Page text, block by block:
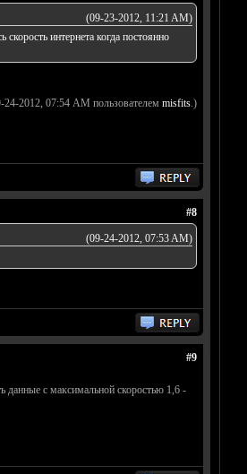
(09-23-2012, 11:21 AM)
интернета когда постоянно
2012, 07:54 AM пользователем misfits.)
#8
(09-24-2012, 07:53 AM)
#9
данные с максимальной скоростью 1,6 -